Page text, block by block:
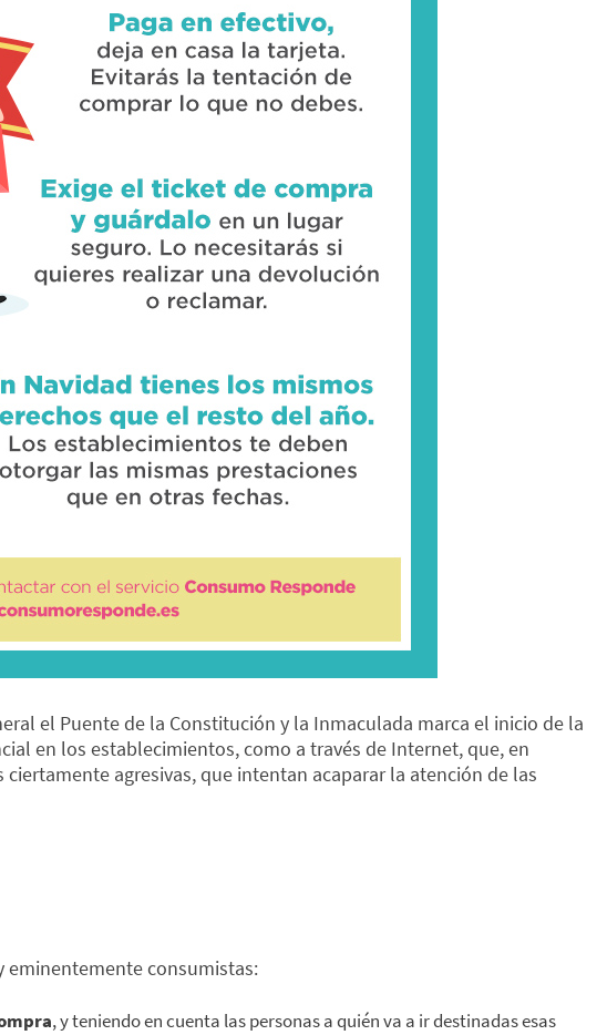
el Puente de la Constitución y la Inmaculada marca el inicio de la
en los establecimientos, como a través de Internet, que, en
agresivas, que intentan acaparar la atención de las
eminentemente consumistas:
, y teniendo en cuenta las personas a quién va a ir destinadas esas